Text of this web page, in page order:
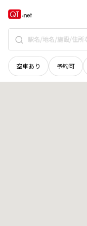
空車あり 予約可
秋田県